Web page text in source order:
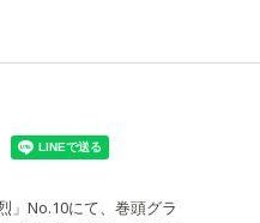
」No.10にて、巻頭グラ